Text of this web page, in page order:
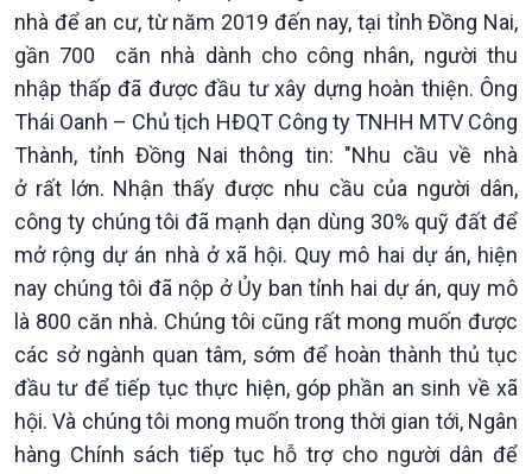
Tuyên chiến với gian lận
thương mại
đảo
Tìm hiểu biển, đảo Việt
Nam
nhà để an cư, từ năm 2019 đến nay, tại tỉnh Đồng Nai,
gần 700 căn nhà dành cho công nhân, người thu
nhập thấp đã được đầu tư xây dựng hoàn thiện. Ông
Thái Oanh – Chủ tịch HĐQT Công ty TNHH MTV Công
Thành, tỉnh Đồng Nai thông tin: "Nhu cầu về nhà
ở rất lớn. Nhận thấy được nhu cầu của người dân,
công ty chúng tôi đã mạnh dạn dùng 30% quỹ đất để
mở rộng dự án nhà ở xã hội. Quy mô hai dự án, hiện
nay chúng tôi đã nộp ở Ủy ban tỉnh hai dự án, quy mô
là 800 căn nhà. Chúng tôi cũng rất mong muốn được
các sở ngành quan tâm, sớm để hoàn thành thủ tục
đầu tư để tiếp tục thực hiện, góp phần an sinh về xã
hội. Và chúng tôi mong muốn trong thời gian tới, Ngân
hàng Chính sách tiếp tục hỗ trợ cho người dân để